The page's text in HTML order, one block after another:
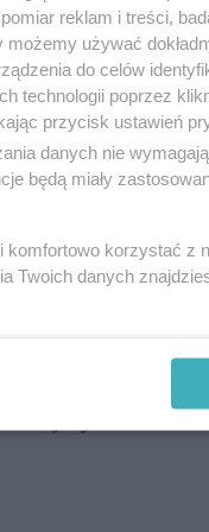
jakim
Po
śluz w
prosty instruktaż
metod
reklam i treści,
możemy używać
do celów
technologii poprzez
przycisk ustawień
danych nie
będą miały
komfortowo korzystać z
Twoich danych